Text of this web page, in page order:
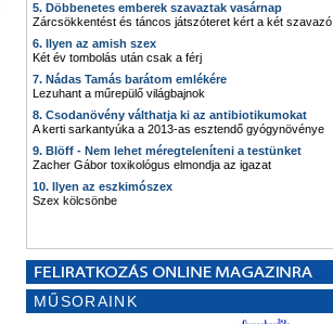
5. Döbbenetes emberek szavaztak vasárnap
Zárcsökkentést és táncos játszóteret kért a két szavazó
6. Ilyen az amish szex
Két év tombolás után csak a férj
7. Nádas Tamás barátom emlékére
Lezuhant a műrepülő világbajnok
8. Csodanövény válthatja ki az antibiotikumokat
A kerti sarkantyúka a 2013-as esztendő gyógynövénye
9. Blöff - Nem lehet méregteleníteni a testünket
Zacher Gábor toxikológus elmondja az igazat
10. Ilyen az eszkimószex
Szex kölcsönbe
MŰSORAINK